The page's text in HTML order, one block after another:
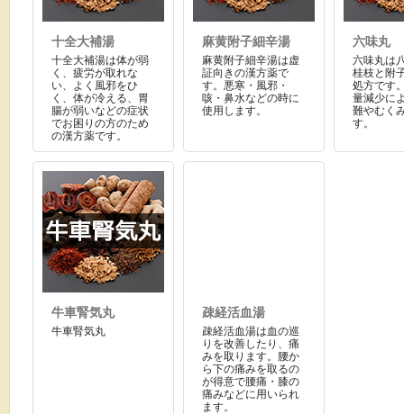
十全大補湯
十全大補湯は体が弱
く、疲労が取れな
い、よく風邪をひ
く、体が冷える、胃
腸が弱いなどの症状
でお困りの方のため
の漢方薬です。
麻黄附子細辛湯
麻黄附子細辛湯は虚
証向きの漢方薬で
す。悪寒・風邪・
咳・鼻水などの時に
使用します。
六味丸
六味丸は
桂枝と附
処方です
量減少に
難やむく
す。
牛車腎気丸
牛車腎気丸
疎経活血湯
疎経活血湯は血の巡
りを改善したり、痛
みを取ります。腰か
ら下の痛みを取るの
が得意で腰痛・膝の
痛みなどに用いられ
ます。